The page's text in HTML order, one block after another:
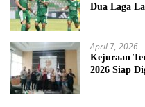
Dua Laga
April 7, 2026
Kejuraan
2026 Siap